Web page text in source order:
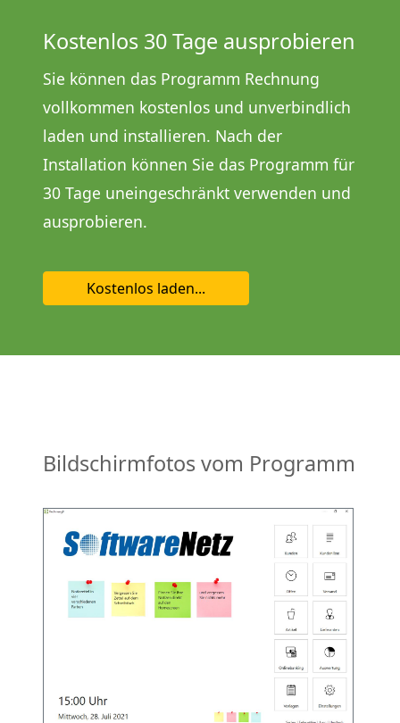
Kostenlos 30 Tage ausprobieren
Sie können das Programm Rechnung
vollkommen kostenlos und unverbindlich
laden und installieren. Nach der
Installation können Sie das Programm für
30 Tage uneingeschränkt verwenden und
ausprobieren.
Kostenlos laden...
Bildschirmfotos vom Programm